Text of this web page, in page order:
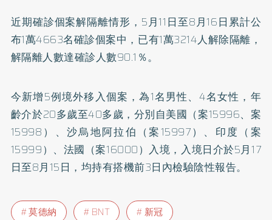
近期確診個案解隔離情形，5月11日至8月16日累計公
布1萬4663名確診個案中，已有1萬3214人解除隔離，
解隔離人數達確診人數90.1％。
今新增5例境外移入個案，為1名男性、4名女性，年
齡介於20多歲至40多歲，分別自美國（案15996、案
15998）、沙烏地阿拉伯（案15997）、印度（案
15999）、法國（案16000）入境，入境日介於5月17
日至8月15日，均持有搭機前3日內檢驗陰性報告。
莫德納 BNT 新冠